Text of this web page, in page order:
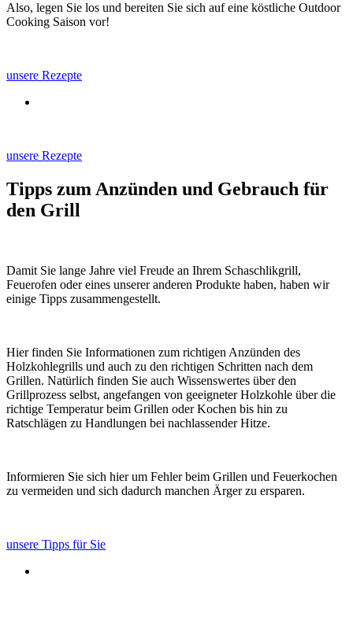
Also, legen Sie los und bereiten Sie sich auf eine köstliche Outdoor
Cooking Saison vor!
unsere Rezepte
unsere Rezepte
Tipps zum Anzünden und Gebrauch für
den Grill
Damit Sie lange Jahre viel Freude an Ihrem Schaschlikgrill,
Feuerofen oder eines unserer anderen Produkte haben, haben wir
einige Tipps zusammengestellt.
Hier finden Sie Informationen zum richtigen Anzünden des
Holzkohlegrills und auch zu den richtigen Schritten nach dem
Grillen. Natürlich finden Sie auch Wissenswertes über den
Grillprozess selbst, angefangen von geeigneter Holzkohle über die
richtige Temperatur beim Grillen oder Kochen bis hin zu
Ratschlägen zu Handlungen bei nachlassender Hitze.
Informieren Sie sich hier um Fehler beim Grillen und Feuerkochen
zu vermeiden und sich dadurch manchen Ärger zu ersparen.
unsere Tipps für Sie